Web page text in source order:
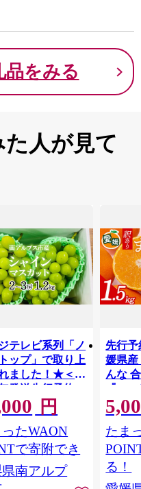
をみる
人が見て
テレビ系列「ノ
ップ」で取り上
ました！★＜
年発送先行予約＞
プス市産シャイ
カット1.2kg以
～3房） クール
ALPAG007
円
たWAON
で寄附でき
南アルプ
先行予
媛県産
んな
『
出荷
ご自宅
マド
あり
ツ 高
産地直
たま
る！